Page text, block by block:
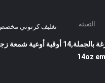
التعبئة:
تغليف كرتوني
14oz